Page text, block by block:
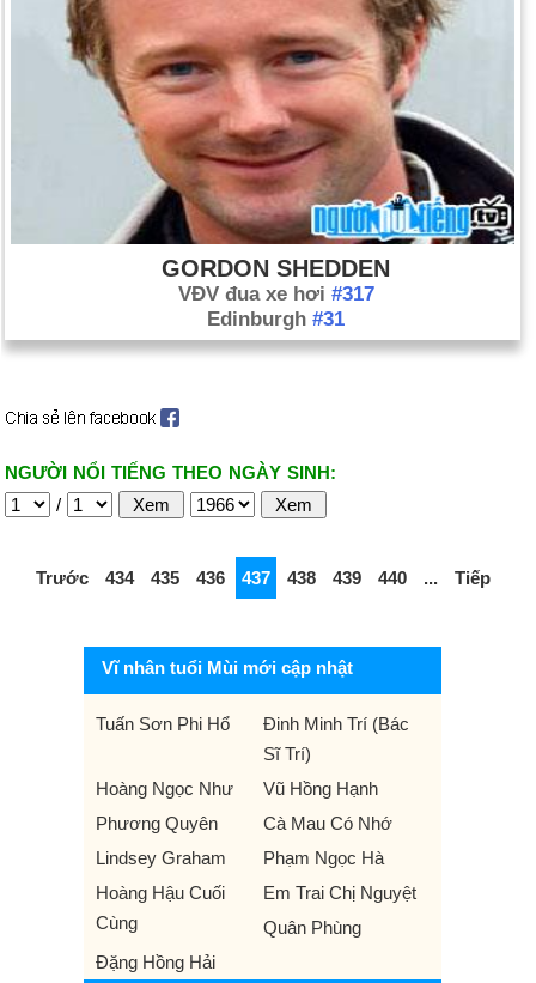
GORDON SHEDDEN
VĐV đua xe hơi #317
Edinburgh #31
NGƯỜI NỔI TIẾNG THEO NGÀY SINH:
/
Trước 434 435 436 437 438 439 440 ... Tiếp
Vĩ nhân tuổi Mùi mới cập nhật
Tuấn Sơn Phi Hổ
Đinh Minh Trí (Bác
Sĩ Trí)
Hoàng Ngọc Như
Vũ Hồng Hạnh
Phương Quyên
Cà Mau Có Nhớ
Lindsey Graham
Phạm Ngọc Hà
Hoàng Hậu Cuối
Cùng
Em Trai Chị Nguyệt
Quân Phùng
Đặng Hồng Hải